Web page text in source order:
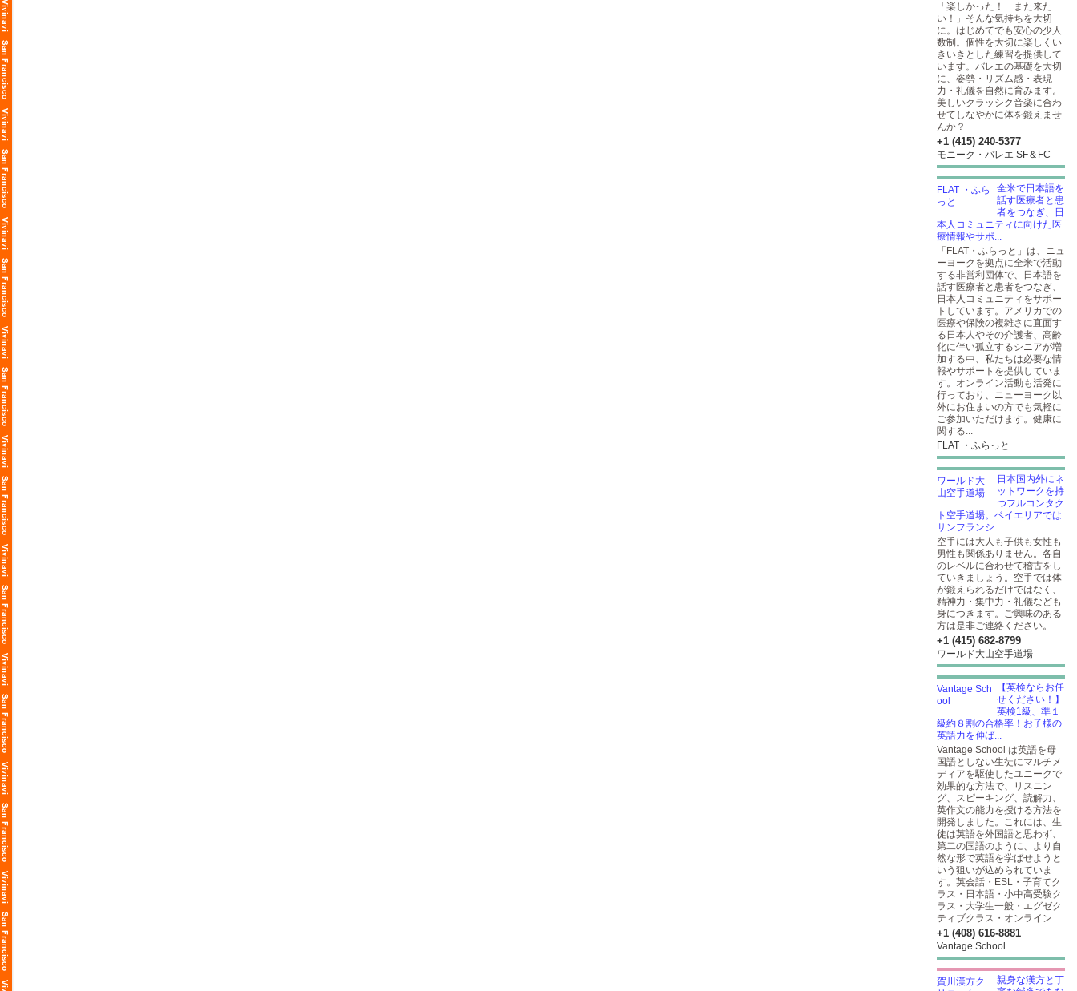
「楽しかった！ また来た
い！」そんな気持ちを大切
に。はじめてでも安心の少人
数制。個性を大切に楽しくい
きいきとした練習を提供して
います。バレエの基礎を大切
に、姿勢・リズム感・表現
力・礼儀を自然に育みます。
美しいクラッシク音楽に合わ
せてしなやかに体を鍛えませ
んか？
+1 (415) 240-5377
モニーク・バレエ SF＆FC
全米で日本語を
話す医療者と患
者をつなぎ、日
本人コミュニティに向けた医
療情報やサポ...
「FLAT・ふらっと」は、ニュ
ーヨークを拠点に全米で活動
する非営利団体で、日本語を
話す医療者と患者をつなぎ、
日本人コミュニティをサポー
トしています。アメリカでの
医療や保険の複雑さに直面す
る日本人やその介護者、高齢
化に伴い孤立するシニアが増
加する中、私たちは必要な情
報やサポートを提供していま
す。オンライン活動も活発に
行っており、ニューヨーク以
外にお住まいの方でも気軽に
ご参加いただけます。健康に
関する...
FLAT ・ふらっと
日本国内外にネ
ットワークを持
つフルコンタク
ト空手道場。ベイエリアでは
サンフランシ...
空手には大人も子供も女性も
男性も関係ありません。各自
のレベルに合わせて稽古をし
ていきましょう。空手では体
が鍛えられるだけではなく、
精神力・集中力・礼儀なども
身につきます。ご興味のある
方は是非ご連絡ください。
+1 (415) 682-8799
ワールド大山空手道場
【英検ならお任
せください！】
英検1級、準１
級約８割の合格率！お子様の
英語力を伸ば...
Vantage School は英語を母
国語としない生徒にマルチメ
ディアを駆使したユニークで
効果的な方法で、リスニン
グ、スピーキング、読解力、
英作文の能力を授ける方法を
開発しました。これには、生
徒は英語を外国語と思わず、
第二の国語のように、より自
然な形で英語を学ばせようと
いう狙いが込められていま
す。英会話・ESL・子育てク
ラス・日本語・小中高受験ク
ラス・大学生一般・エグゼク
ティブクラス・オンライン...
+1 (408) 616-8881
Vantage School
親身な漢方と丁